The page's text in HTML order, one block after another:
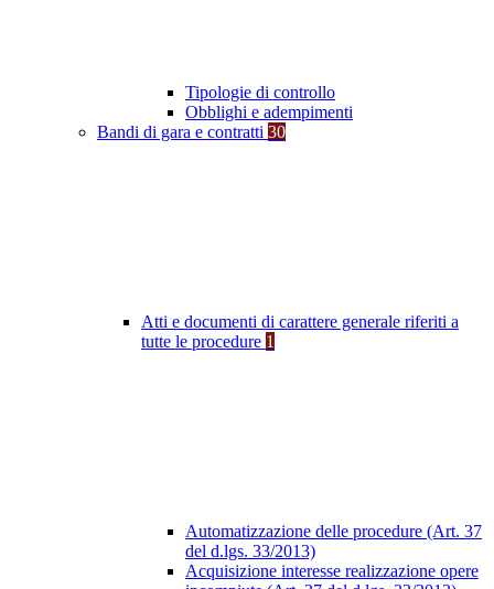
Tipologie di controllo
Obblighi e adempimenti
Bandi di gara e contratti 30
Atti e documenti di carattere generale riferiti a
tutte le procedure 1
Automatizzazione delle procedure (Art. 37
del d.lgs. 33/2013)
Acquisizione interesse realizzazione opere